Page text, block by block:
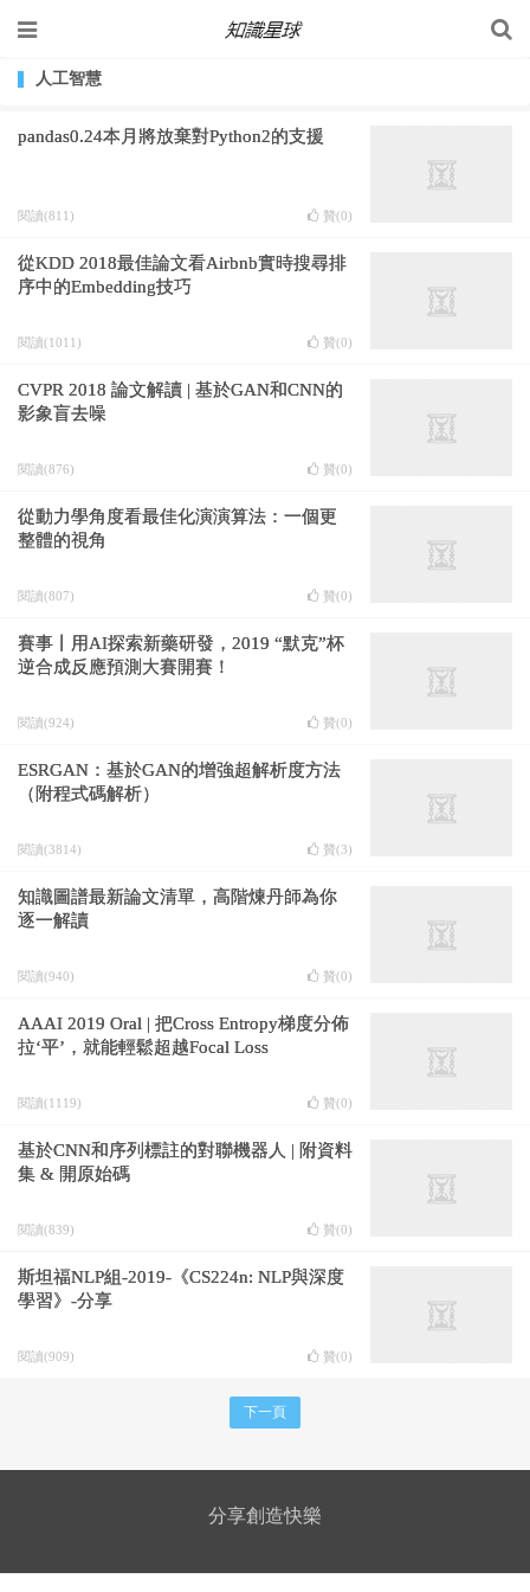
人工智慧
pandas0.24本月將放棄對Python2的支援
閱讀(811) 贊(0)
從KDD 2018最佳論文看Airbnb實時搜尋排
序中的Embedding技巧
閱讀(1011) 贊(0)
CVPR 2018 論文解讀 | 基於GAN和CNN的
影象盲去噪
閱讀(876) 贊(0)
從動力學角度看最佳化演演算法：一個更
整體的視角
閱讀(807) 贊(0)
賽事丨用AI探索新藥研發，2019 “默克”杯
逆合成反應預測大賽開賽！
閱讀(924) 贊(0)
ESRGAN：基於GAN的增強超解析度方法
（附程式碼解析）
閱讀(3814) 贊(3)
知識圖譜最新論文清單，高階煉丹師為你
逐一解讀
閱讀(940) 贊(0)
AAAI 2019 Oral | 把Cross Entropy梯度分佈
拉‘平’，就能輕鬆超越Focal Loss
閱讀(1119) 贊(0)
基於CNN和序列標註的對聯機器人 | 附資料
集 & 開原始碼
閱讀(839) 贊(0)
斯坦福NLP組-2019-《CS224n: NLP與深度
學習》-分享
閱讀(909) 贊(0)
下一頁
分享創造快樂